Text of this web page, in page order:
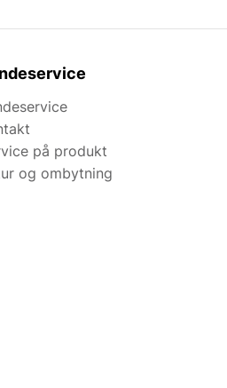
på produkt
og ombytning